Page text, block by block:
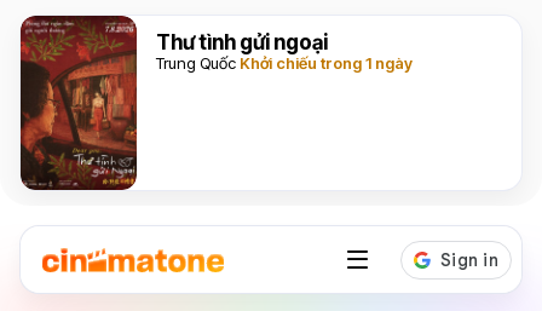
Thư tình gửi ngoại
Trung Quốc Khởi chiếu trong 1 ngày